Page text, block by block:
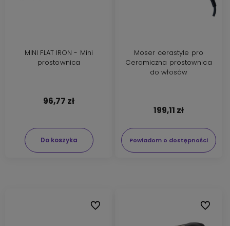
MINI FLAT IRON - Mini
prostownica
96,77 zł
Do koszyka
Moser cerastyle pro
Ceramiczna prostownica
do włosów
199,11 zł
Powiadom o dostępności
Do ulubionych Do